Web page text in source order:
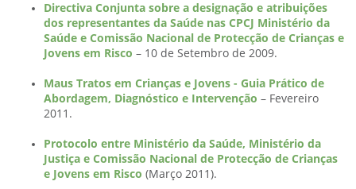
Directiva Conjunta sobre a designação e atribuições
dos representantes da Saúde nas CPCJ Ministério da
Saúde e Comissão Nacional de Protecção de Crianças e
Jovens em Risco – 10 de Setembro de 2009.
Maus Tratos em Crianças e Jovens - Guia Prático de
Abordagem, Diagnóstico e Intervenção – Fevereiro
2011.
Protocolo entre Ministério da Saúde, Ministério da
Justiça e Comissão Nacional de Protecção de Crianças
e Jovens em Risco (Março 2011).